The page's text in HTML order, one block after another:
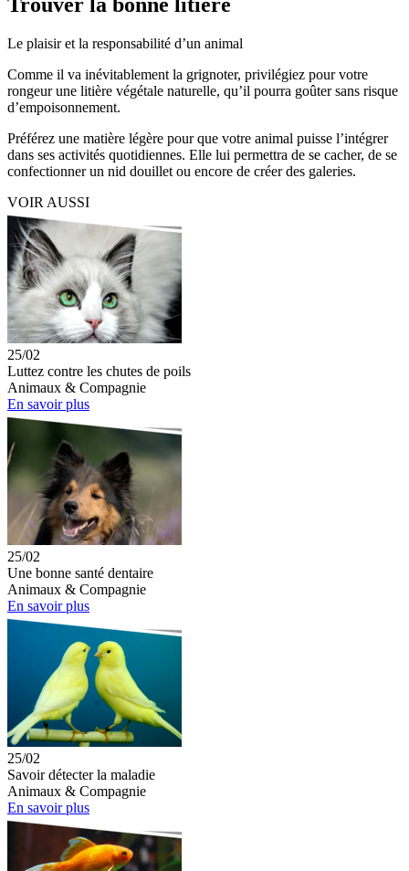
Le plaisir et la responsabilité d’un animal
Comme il va inévitablement la grignoter, privilégiez pour votre
rongeur une litière végétale naturelle, qu’il pourra goûter sans risque
d’empoisonnement.
Préférez une matière légère pour que votre animal puisse l’intégrer
dans ses activités quotidiennes. Elle lui permettra de se cacher, de se
confectionner un nid douillet ou encore de créer des galeries.
VOIR AUSSI
25/02
Luttez contre les chutes de poils
Animaux & Compagnie
En savoir plus
25/02
Une bonne santé dentaire
Animaux & Compagnie
En savoir plus
25/02
Savoir détecter la maladie
Animaux & Compagnie
En savoir plus